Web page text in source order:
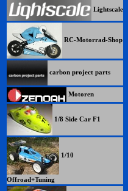
Lightscale
RC-Motorrad-Shop
carbon project parts
Motoren
1/8 Side Car F1
1/10
Offroad+Tuning